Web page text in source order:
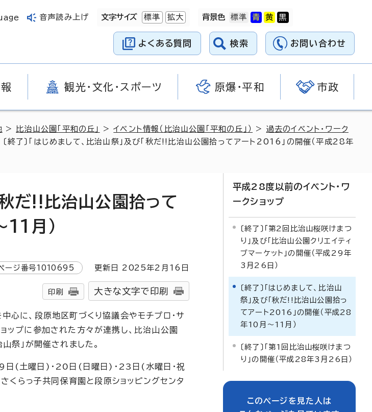
音声読み上げ 文字サイズ 標準 拡大 背景色
よくある質問 検索 お問い合わせ
観光・文化・スポーツ 原爆・平和 市政
> 比治山公園「平和の丘」 >イベント情報（比治山公園「平和の丘」） > 過去のイベント・ワーク
終了〕「はじめまして、比治山祭」及び「秋だ!!比治山公園拾ってアート2016」の開催（平成28年
秋だ!!比治山公園拾って
月）
ージ番号1010695 更新日 2025年2月 16 日
印刷 大きな文字で印刷
心に、段原地区町づくり協議会やモチプロ・サ
ップに参加された方々が連携し、比治山公園
祭」が開催されました。
(土曜日)・20日(日曜日)・23日(水曜日・祝
らっ子共同保育園と段原ショッピングセンタ
平成28度以前のイベント・ワ
ークショップ
〔終了〕「第2回比治山桜咲けまつ
り」及び「比治山公園クリエイティ
ブマーケット」の開催（平成29年
3月26日）
〔終了〕「はじめまして、比治山
祭」及び「秋だ!!比治山公園拾っ
てアート2016」の開催（平成28
年10月～11月）
〔終了〕「第1回比治山桜咲けまつ
り」の開催（平成28年3月26日）
このページを見た人は